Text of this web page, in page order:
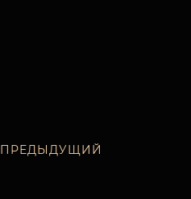
ПРЕДЫДУЩИЙ